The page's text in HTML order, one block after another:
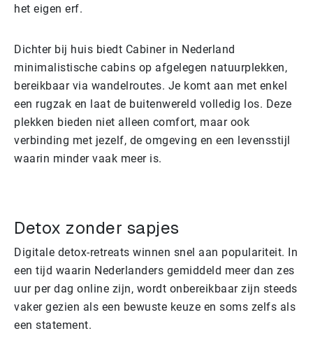
het eigen erf.
Dichter bij huis biedt Cabiner in Nederland
minimalistische cabins op afgelegen natuurplekken,
bereikbaar via wandelroutes. Je komt aan met enkel
een rugzak en laat de buitenwereld volledig los. Deze
plekken bieden niet alleen comfort, maar ook
verbinding met jezelf, de omgeving en een levensstijl
waarin minder vaak meer is.
Detox zonder sapjes
Digitale detox-retreats winnen snel aan populariteit. In
een tijd waarin Nederlanders gemiddeld meer dan zes
uur per dag online zijn, wordt onbereikbaar zijn steeds
vaker gezien als een bewuste keuze en soms zelfs als
een statement.